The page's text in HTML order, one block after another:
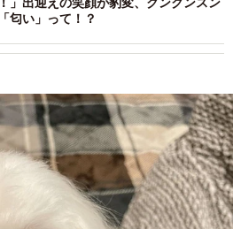
匂い」って！？